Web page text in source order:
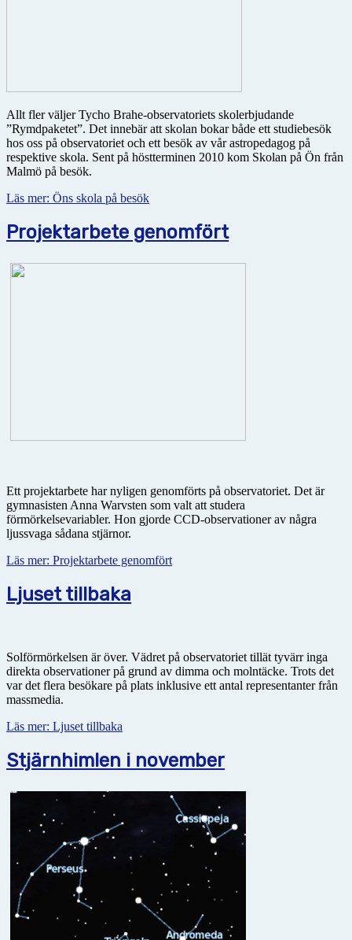
Allt fler väljer Tycho Brahe-observatoriets skolerbjudande
”Rymdpaketet”. Det innebär att skolan bokar både ett studiebesök
hos oss på observatoriet och ett besök av vår astropedagog på
respektive skola. Sent på höstterminen 2010 kom Skolan på Ön från
Malmö på besök.
Läs mer: Öns skola på besök
Projektarbete genomfört
Ett projektarbete har nyligen genomförts på observatoriet. Det är
gymnasisten Anna Warvsten som valt att studera
förmörkelsevariabler. Hon gjorde CCD-observationer av några
ljussvaga sådana stjärnor.
Läs mer: Projektarbete genomfört
Ljuset tillbaka
Solförmörkelsen är över. Vädret på observatoriet tillät tyvärr inga
direkta observationer på grund av dimma och molntäcke. Trots det
var det flera besökare på plats inklusive ett antal representanter från
massmedia.
Läs mer: Ljuset tillbaka
Stjärnhimlen i november